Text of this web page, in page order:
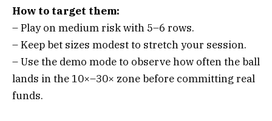
How to target them:
– Play on medium risk with 5–6 rows.
– Keep bet sizes modest to stretch your session.
– Use the demo mode to observe how often the ball
lands in the 10×–30× zone before committing real
funds.